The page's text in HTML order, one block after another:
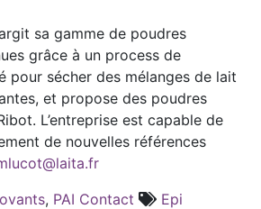
sa gamme de poudres
grâce à un process de
pour sécher des mélanges de lait
et propose des poudres
L’entreprise est capable de
de nouvelles références
, PAI Contact
Epi